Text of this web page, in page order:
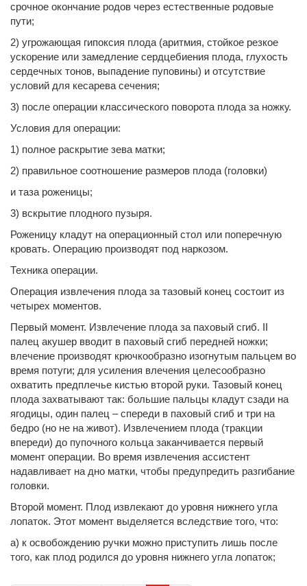
срочное окончание родов через естественные родовые
пути;
2) угрожающая гипоксия плода (аритмия, стойкое резкое
ускорение или замедление сердцебиения плода, глухость
сердечных тонов, выпадение пуповины) и отсутствие
условий для кесарева сечения;
3) после операции классического поворота плода за ножку.
Условия для операции:
1) полное раскрытие зева матки;
2) правильное соотношение размеров плода (головки)
и таза роженицы;
3) вскрытие плодного пузыря.
Роженицу кладут на операционный стол или поперечную
кровать. Операцию производят под наркозом.
Техника операции.
Операция извлечения плода за тазовый конец состоит из
четырех моментов.
Первый момент. Извлечение плода за паховый сгиб. II
палец акушер вводит в паховый сгиб передней ножки;
влечение производят крючкообразно изогнутым пальцем во
время потуги; для усиления влечения целесообразно
охватить предплечье кистью второй руки. Тазовый конец
плода захватывают так: большие пальцы кладут сзади на
ягодицы, один палец – спереди в паховый сгиб и три на
бедро (но не на живот). Извлечением плода (тракции
впереди) до пупочного кольца заканчивается первый
момент операции. Во время извлечения ассистент
надавливает на дно матки, чтобы предупредить разгибание
головки.
Второй момент. Плод извлекают до уровня нижнего угла
лопаток. Этот момент выделяется вследствие того, что:
а) к освобождению ручки можно приступить лишь после
того, как плод родился до уровня нижнего угла лопаток;